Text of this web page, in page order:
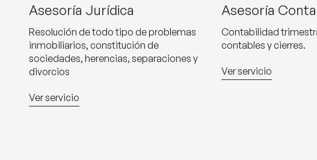
Asesoría Jurídica
Resolución de todo tipo de problemas
inmobiliarios, constitución de
sociedades, herencias, separaciones y
divorcios
Ver servicio
Asesoría
Contabilidad
contables y cierres.
Ver servicio